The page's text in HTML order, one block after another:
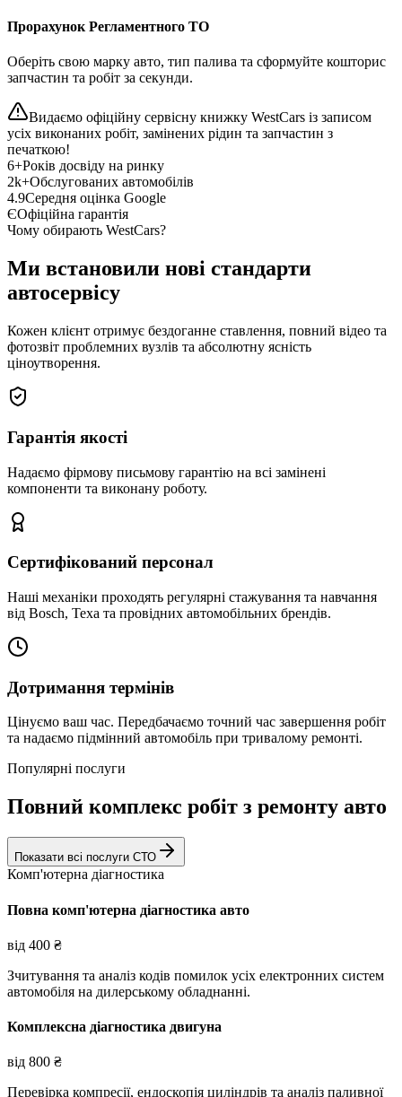
Прорахунок Регламентного ТО
Оберіть свою марку авто, тип палива та сформуйте кошторис
запчастин та робіт за секунди.
Видаємо офіційну сервісну книжку WestCars із записом
усіх виконаних робіт, замінених рідин та запчастин з
печаткою!
6+Років досвіду на ринку
2k+Обслугованих автомобілів
4.9Середня оцінка Google
ЄОфіційна гарантія
Чому обирають WestCars?
Ми встановили нові стандарти
автосервісу
Кожен клієнт отримує бездоганне ставлення, повний відео та
фотозвіт проблемних вузлів та абсолютну ясність
ціноутворення.
Гарантія якості
Надаємо фірмову письмову гарантію на всі замінені
компоненти та виконану роботу.
Сертифікований персонал
Наші механіки проходять регулярні стажування та навчання
від Bosch, Texa та провідних автомобільних брендів.
Дотримання термінів
Цінуємо ваш час. Передбачаємо точний час завершення робіт
та надаємо підмінний автомобіль при тривалому ремонті.
Популярні послуги
Повний комплекс робіт з ремонту авто
Показати всі послуги СТО
Комп'ютерна діагностика
Повна комп'ютерна діагностика авто
від 400 ₴
Зчитування та аналіз кодів помилок усіх електронних систем
автомобіля на дилерському обладнанні.
Комплексна діагностика двигуна
від 800 ₴
Перевірка компресії, ендоскопія циліндрів та аналіз паливної